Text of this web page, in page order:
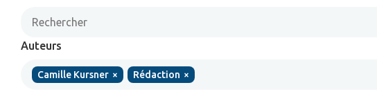
Auteurs
Camille Kursner × Rédaction ×